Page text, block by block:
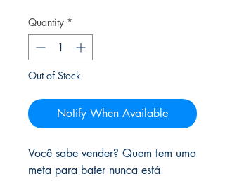
Quantity *
Out of Stock
Notify When Available
Você sabe vender? Quem tem uma
meta para bater nunca está